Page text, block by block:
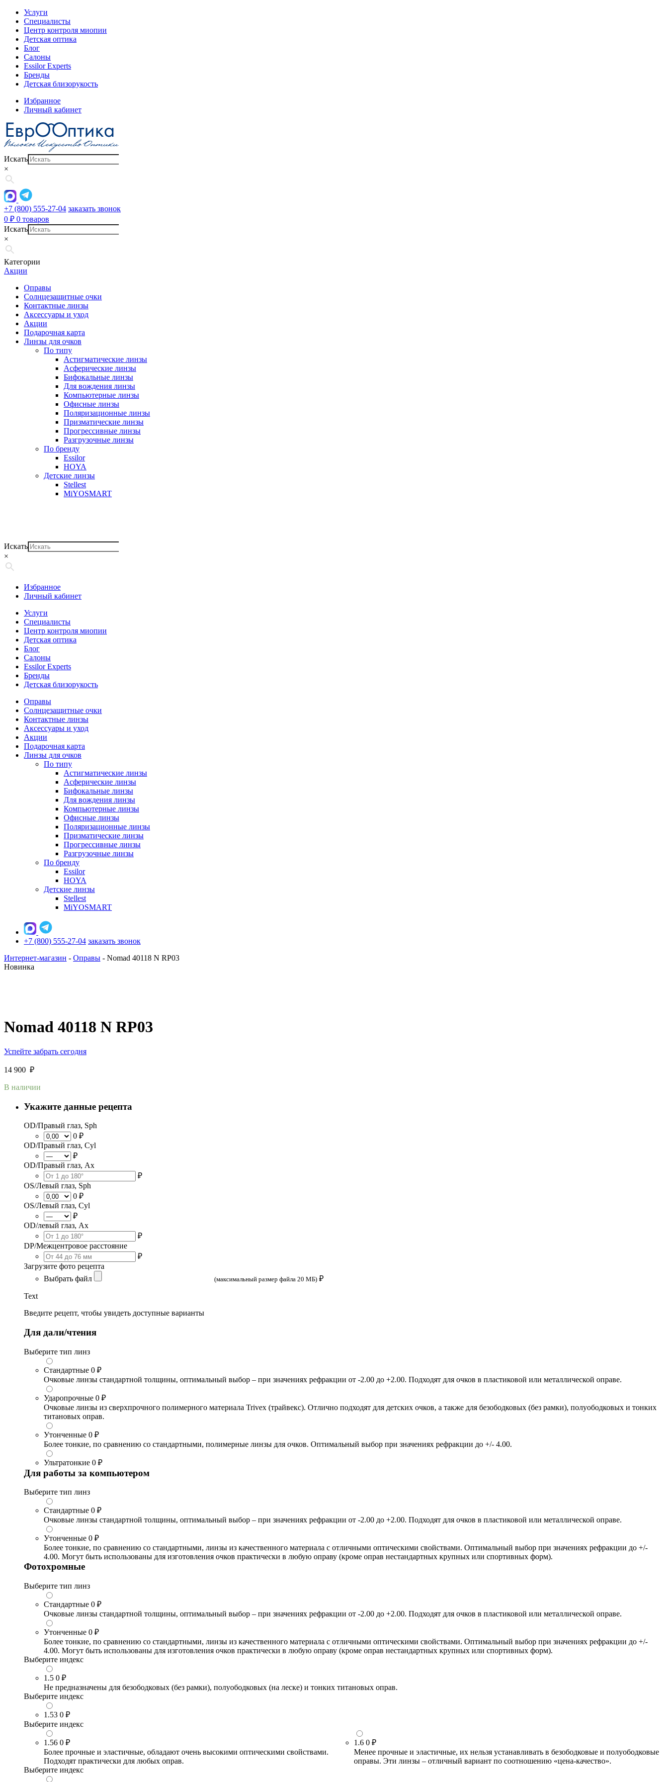
Услуги
Специалисты
Центр контроля миопии
Детская оптика
Блог
Салоны
Essilor Experts
Бренды
Детская близорукость
Избранное
Личный кабинет
Искать
×
+7 (800) 555-27-04 заказать звонок
0 ₽ 0 товаров
Искать
×
Категории
Акции
Оправы
Солнцезащитные очки
Контактные линзы
Аксессуары и уход
Акции
Подарочная карта
Линзы для очков
По типу
Астигматические линзы
Асферические линзы
Бифокальные линзы
Для вождения линзы
Компьютерные линзы
Офисные линзы
Поляризационные линзы
Призматические линзы
Прогрессивные линзы
Разгрузочные линзы
По бренду
Essilor
HOYA
Детские линзы
Stellest
MiYOSMART
Искать
×
Избранное
Личный кабинет
Услуги
Специалисты
Центр контроля миопии
Детская оптика
Блог
Салоны
Essilor Experts
Бренды
Детская близорукость
Оправы
Солнцезащитные очки
Контактные линзы
Аксессуары и уход
Акции
Подарочная карта
Линзы для очков
По типу
Астигматические линзы
Асферические линзы
Бифокальные линзы
Для вождения линзы
Компьютерные линзы
Офисные линзы
Поляризационные линзы
Призматические линзы
Прогрессивные линзы
Разгрузочные линзы
По бренду
Essilor
HOYA
Детские линзы
Stellest
MiYOSMART
+7 (800) 555-27-04 заказать звонок
Интернет-магазин - Оправы - Nomad 40118 N RP03
Новинка
Nomad 40118 N RP03
Успейте забрать сегодня
14 900 ₽
В наличии
Укажите данные рецепта
OD/Правый глаз, Sph
0 ₽
OD/Правый глаз, Cyl
₽
OD/Правый глаз, Ax
₽
OS/Левый глаз, Sph
0 ₽
OS/Левый глаз, Cyl
₽
OD/левый глаз, Ax
₽
DP/Межцентровое расстояние
₽
Загрузите фото рецепта
Выбрать файл
(максимальный размер файла 20 МБ) ₽
Text
Введите рецепт, чтобы увидеть доступные варианты
Для дали/чтения
Выберите тип линз
Стандартные 0 ₽
Очковые линзы стандартной толщины, оптимальный выбор – при значениях рефракции от -2.00 до +2.00. Подходят для очков в пластиковой или металлической оправе.
Ударопрочные 0 ₽
Очковые линзы из сверхпрочного полимерного материала Trivex (трайвекс). Отлично подходят для детских очков, а также для безободковых (без рамки), полуободковых и тонких
титановых оправ.
Утонченные 0 ₽
Более тонкие, по сравнению со стандартными, полимерные линзы для очков. Оптимальный выбор при значениях рефракции до +/- 4.00.
Ультратонкие 0 ₽
Для работы за компьютером
Выберите тип линз
Стандартные 0 ₽
Очковые линзы стандартной толщины, оптимальный выбор – при значениях рефракции от -2.00 до +2.00. Подходят для очков в пластиковой или металлической оправе.
Утонченные 0 ₽
Более тонкие, по сравнению со стандартными, линзы из качественного материала с отличными оптическими свойствами. Оптимальный выбор при значениях рефракции до +/-
4.00. Могут быть использованы для изготовления очков практически в любую оправу (кроме оправ нестандартных крупных или спортивных форм).
Фотохромные
Выберите тип линз
Стандартные 0 ₽
Очковые линзы стандартной толщины, оптимальный выбор – при значениях рефракции от -2.00 до +2.00. Подходят для очков в пластиковой или металлической оправе.
Утонченные 0 ₽
Более тонкие, по сравнению со стандартными, линзы из качественного материала с отличными оптическими свойствами. Оптимальный выбор при значениях рефракции до +/-
4.00. Могут быть использованы для изготовления очков практически в любую оправу (кроме оправ нестандартных крупных или спортивных форм).
Выберите индекс
1.5 0 ₽
Не предназначены для безободковых (без рамки), полуободковых (на леске) и тонких титановых оправ.
Выберите индекс
1.53 0 ₽
Выберите индекс
1.56 0 ₽
Более прочные и эластичные, обладают очень высокими оптическими свойствами.
Подходят практически для любых оправ.
1.6 0 ₽
Менее прочные и эластичные, их нельзя устанавливать в безободковые и полуободковые
оправы. Эти линзы – отличный вариант по соотношению «цена-качество».
Выберите индекс